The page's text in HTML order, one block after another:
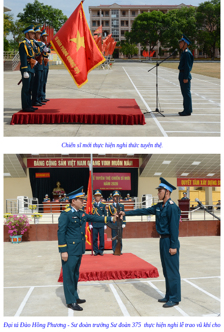
Chiến sĩ mới thực hiện nghi thức tuyên thệ.
Đại tá Đào Hồng Phương - Sư đoàn trưởng Sư đoàn 375 thực hiện nghi lễ trao vũ khí cho